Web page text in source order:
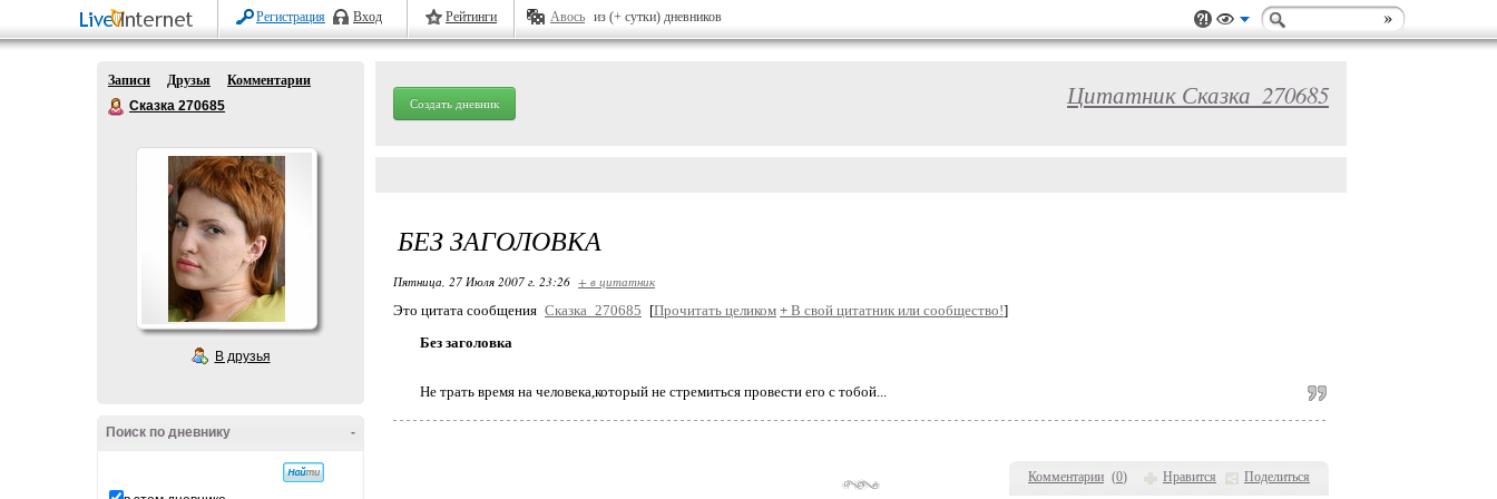
Регистрация Вход Рейтинги Авось из (+ сутки) дневников
Записи Друзья
Комментарии
Сказка 270685
В друзья
-
Поиск по дневнику
Создать дневник Цитатник Сказка_270685
Комментарии (0) Нравится Поделиться
БЕЗ ЗАГОЛОВКА
Пятница, 27 Июля 2007 г. 23:26 + в цитатник
Это цитата сообщения Сказка_270685 [Прочитать целиком + В свой цитатник или сообщество!]
Без заголовка
Не трать время на человека,который не стремиться провести его с тобой...